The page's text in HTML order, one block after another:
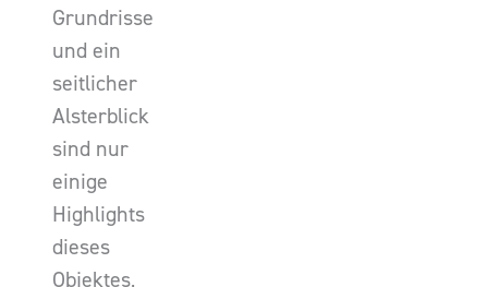
Grundrisse
und ein
seitlicher
Alsterblick
sind nur
einige
Highlights
dieses
Objektes,